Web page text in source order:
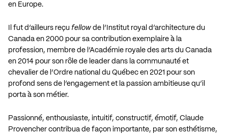
en Europe.
Il fut d’ailleurs reçu fellow de l’Institut royal d’architecture du
Canada en 2000 pour sa contribution exemplaire à la
profession, membre de l’Académie royale des arts du Canada
en 2014 pour son rôle de leader dans la communauté et
chevalier de l’Ordre national du Québec en 2021 pour son
profond sens de l’engagement et la passion ambitieuse qu’il
porta à son métier.
Passionné, enthousiaste, intuitif, constructif, émotif, Claude
Provencher contribua de façon importante, par son esthétisme,